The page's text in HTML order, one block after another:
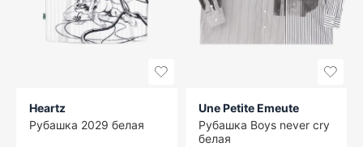
Heartz
Рубашка 2029 белая
Une Petite Emeute
Рубашка Boys never cry
белая